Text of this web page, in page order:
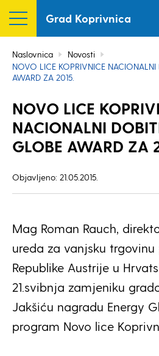
Grad Koprivnica
Naslovnica
Novosti
NOVO LICE KOPRIVNICE NACIONALNI
AWARD ZA 2015.
NOVO LICE
NACIONALNI
GLOBE AWARD ZA
Objavljeno: 21.05.2015.
Mag Roman Rauch,
ureda za vanjsku
Republike Austrije u
21.svibnja zamjeniku
Jakšiću nagradu Energy
program Novo lice